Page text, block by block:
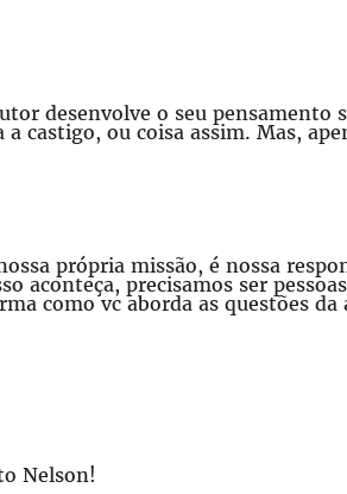
desenvolve o seu pensamento
castigo, ou coisa assim. Mas,
própria missão, é nossa
aconteça, precisamos ser
como vc aborda as questões da
Nelson!